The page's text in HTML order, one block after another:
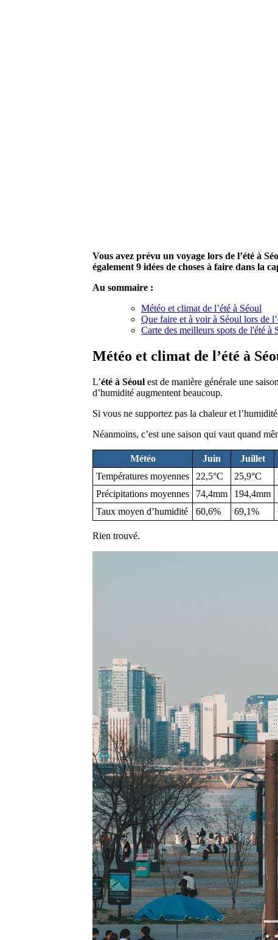
Vous avez prévu un voyage lors de l’été à
également 9 idées de choses à faire dans la
Au sommaire :
Météo et climat de l’été à Séoul
Que faire et à voir à Séoul lors de
Carte des meilleurs spots de l'été à
Météo et climat de l’été à
L’été à Séoul est de manière générale une saison
d’humidité augmentent beaucoup.
Si vous ne supportez pas la chaleur et
Néanmoins, c’est une saison qui vaut quand
Météo Juin Juillet
Températures moyennes
22,5°C 25,9°C
Précipitations moyennes
74,4mm 194,4mm
Taux moyen d’humidité
60,6% 69,1%
Rien trouvé.